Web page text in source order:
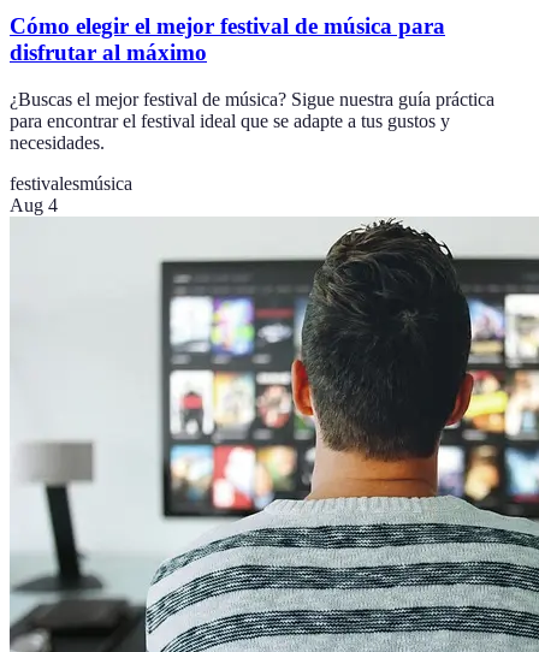
Cómo elegir el mejor festival de música para
disfrutar al máximo
¿Buscas el mejor festival de música? Sigue nuestra guía práctica
para encontrar el festival ideal que se adapte a tus gustos y
necesidades.
festivalesmúsica
Aug 4